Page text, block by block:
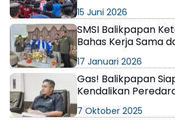
15 Juni 2026
SMSI Balikpapan
Bahas Kerja Sama
17 Januari 2026
Gas! Balikpapan
Kendalikan
7 Oktober 2025